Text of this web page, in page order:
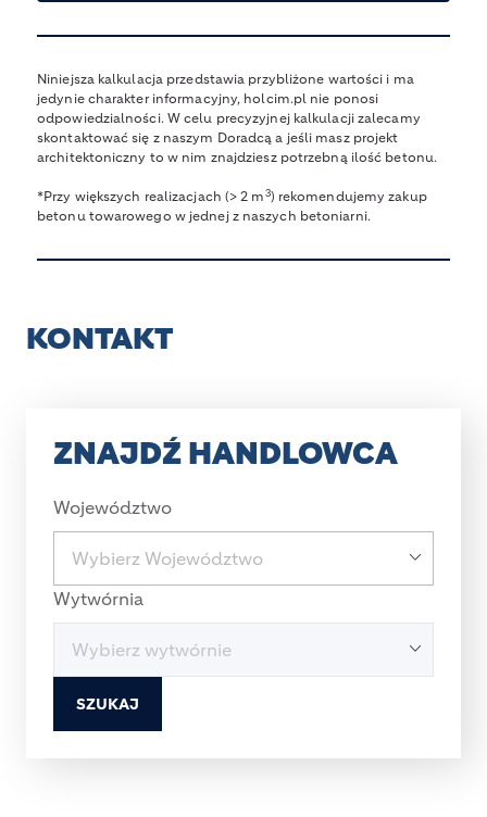
Niniejsza kalkulacja przedstawia przybliżone wartości i ma
jedynie charakter informacyjny, holcim.pl nie ponosi
odpowiedzialności. W celu precyzyjnej kalkulacji zalecamy
skontaktować się z naszym Doradcą a jeśli masz projekt
architektoniczny to w nim znajdziesz potrzebną ilość betonu.
*Przy większych realizacjach (> 2 m3) rekomendujemy zakup
betonu towarowego w jednej z naszych betoniarni.
KONTAKT
ZNAJDŹ HANDLOWCA
Województwo
Wytwórnia
SZUKAJ